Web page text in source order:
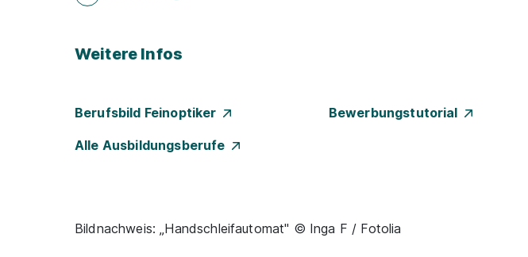
Weitere Infos
Berufsbild Feinoptiker Bewerbungstutorial
Alle Ausbildungsberufe
Bildnachweis: „Handschleifautomat" © Inga F / Fotolia